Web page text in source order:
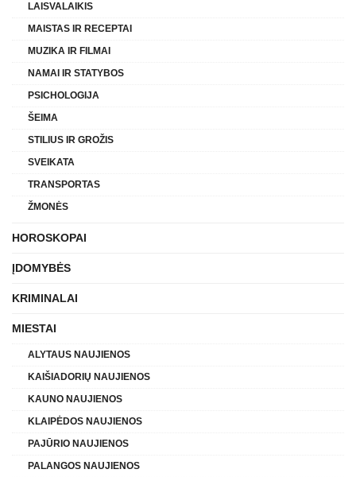
LAISVALAIKIS
MAISTAS IR RECEPTAI
MUZIKA IR FILMAI
NAMAI IR STATYBOS
PSICHOLOGIJA
ŠEIMA
STILIUS IR GROŽIS
SVEIKATA
TRANSPORTAS
ŽMONĖS
HOROSKOPAI
ĮDOMYBĖS
KRIMINALAI
MIESTAI
ALYTAUS NAUJIENOS
KAIŠIADORIŲ NAUJIENOS
KAUNO NAUJIENOS
KLAIPĖDOS NAUJIENOS
PAJŪRIO NAUJIENOS
PALANGOS NAUJIENOS